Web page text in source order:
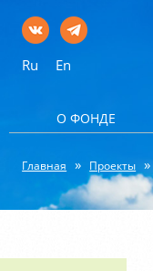
Ru En
О ФОНДЕ
Главная Проекты